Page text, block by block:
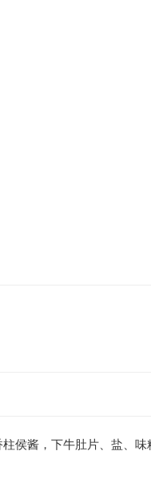
侯酱，下牛肚片、盐、